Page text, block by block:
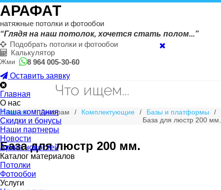
АРАФАТ
натяжные потолки и фотообои
“Глядя на наш потолок, хочется стать полом...”
Подобрать потолки и фотообои
Калькулятор
Жми
8 964 005-30-60
Оставить заявку
Главная
О нас
Наша компания
Скидки и бонусы
Наши партнеры
Новости
Архив новостей
Каталог материалов
Потолки
Фотообои
Услуги
Главная / Дилерам / Комплектующие / Базы и платформы
/
База для люстр 200 мм.
База для люстр 200 мм.